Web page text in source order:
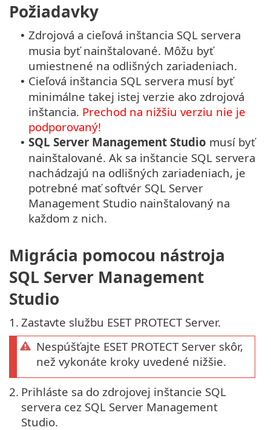
Požiadavky
• Zdrojová a cieľová inštancia SQL servera
musia byť nainštalované. Môžu byť
umiestnené na odlišných zariadeniach.
• Cieľová inštancia SQL servera musí byť
minimálne takej istej verzie ako zdrojová
inštancia. Prechod na nižšiu verziu nie je
podporovaný!
• SQL Server Management Studio musí byť
nainštalované. Ak sa inštancie SQL servera
nachádzajú na odlišných zariadeniach, je
potrebné mať softvér SQL Server
Management Studio nainštalovaný na
každom z nich.
Migrácia pomocou nástroja
SQL Server Management
Studio
1. Zastavte službu ESET PROTECT Server.
Nespúšťajte ESET PROTECT Server skôr,
než vykonáte kroky uvedené nižšie.
2. Prihláste sa do zdrojovej inštancie SQL
servera cez SQL Server Management
Studio.